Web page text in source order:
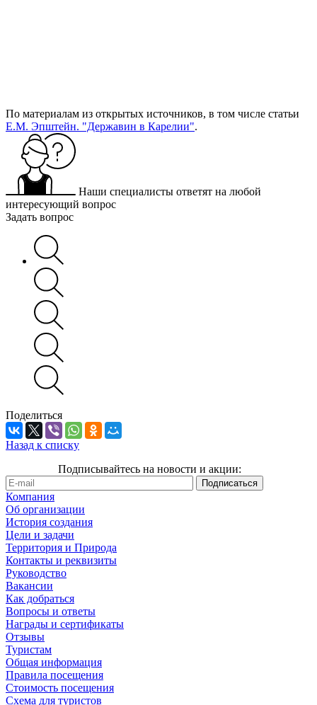
По материалам из открытых источников, в том числе статьи
Е.М. Эпштейн. "Державин в Карелии".
Наши специалисты ответят на любой
интересующий вопрос
Задать вопрос
Поделиться
Назад к списку
Подписывайтесь на новости и акции:
Компания
Об организации
История создания
Цели и задачи
Территория и Природа
Контакты и реквизиты
Руководство
Вакансии
Как добраться
Вопросы и ответы
Награды и сертификаты
Отзывы
Туристам
Общая информация
Правила посещения
Стоимость посещения
Схема для туристов